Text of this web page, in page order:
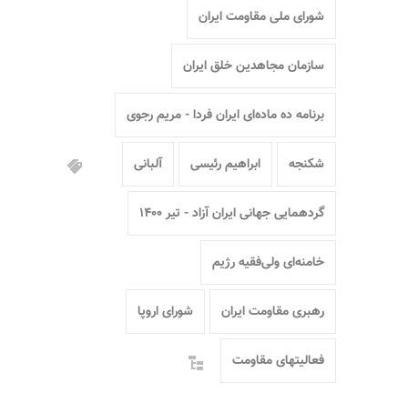
شورای ملی مقاومت ایران
سازمان مجاهدین خلق ایران
برنامه ده ماده‌ای ایران فردا - مریم رجوی
شکنجه ابراهیم رئیسی آلبانی
گردهمایی جهانی ایران آزاد - تیر ۱۴۰۰
خامنه‌ای ولی‌فقیه رژیم
رهبری مقاومت ایران شورای اروپا
فعالیتهای مقاومت